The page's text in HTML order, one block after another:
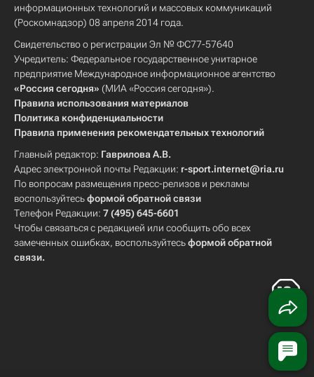
информационных технологий и массовых коммуникаций
(Роскомнадзор) 08 апреля 2014 года.
Свидетельство о регистрации Эл № ФС77-57640
Учредитель: Федеральное государственное унитарное
предприятие Международное информационное агентство
«Россия сегодня» (МИА «Россия сегодня»).
Правила использования материалов
Политика конфиденциальности
Правила применения рекомендательных технологий
Главный редактор: Гаврилова А.В.
Адрес электронной почты Редакции: r-sport.internet@ria.ru
По вопросам размещения пресс-релизов и рекламы
воспользуйтесьформой обратной связи
Телефон Редакции: 7 (495) 645-6601
Чтобы связаться с редакцией или сообщить обо всех
замеченных ошибках, воспользуйтесьформой обратной
связи.